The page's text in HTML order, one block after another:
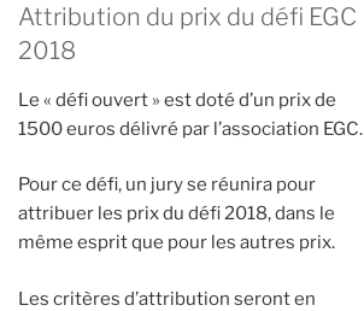
Attribution du prix du défi EGC
2018
Le « défi ouvert » est doté d’un prix de
1500 euros délivré par l’association EGC.
Pour ce défi, un jury se réunira pour
attribuer les prix du défi 2018, dans le
même esprit que pour les autres prix.
Les critères d’attribution seront en